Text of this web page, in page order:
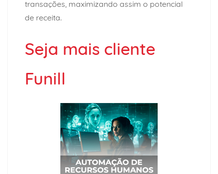
transações, maximizando assim o potencial
de receita.
Seja mais cliente
Funill